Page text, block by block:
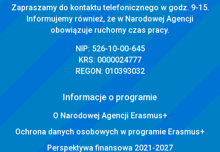
Zapraszamy do kontaktu telefonicznego w godz. 9-15.
Informujemy również, że w Narodowej Agencji
obowiązuje ruchomy czas pracy.
NIP: 526-10-00-645
KRS: 0000024777
REGON: 010393032
Informacje o programie
O Narodowej Agencji Erasmus+
Ochrona danych osobowych w programie Erasmus+
Perspektywa finansowa 2021-2027